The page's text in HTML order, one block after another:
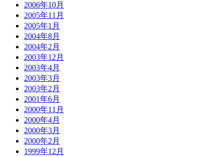
2006年10月
2005年11月
2005年1月
2004年8月
2004年2月
2003年12月
2003年4月
2003年3月
2003年2月
2001年6月
2000年11月
2000年4月
2000年3月
2000年2月
1999年12月